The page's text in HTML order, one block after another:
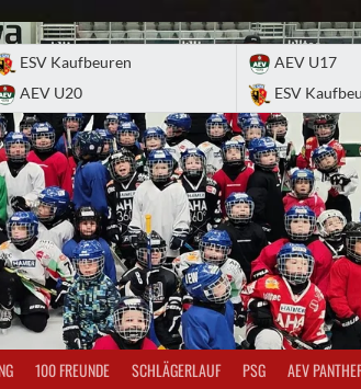
ESV Kaufbeuren
AEV U20
AEV U17
ESV
100 FREUNDE SCHLÄGERLAUF PSG AEV